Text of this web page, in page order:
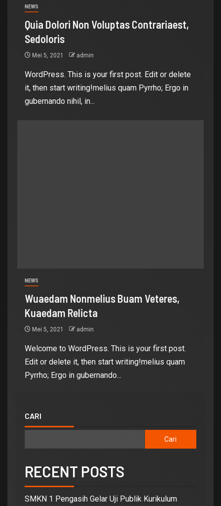
NEWS
Quia Dolori Non Voluptas Contrariaest,
Sedoloris
Mei 5, 2021 admin
WordPress. This is your first post. Edit or delete
it, then start writing!melius quam Pyrrho; Ergo in
gubernando nihil, in...
NEWS
Wuaedam Nonmelius Buam Veteres,
Kuaedam Relicta
Mei 5, 2021 admin
Welcome to WordPress. This is your first post.
Edit or delete it, then start writing!melius quam
Pyrrho; Ergo in gubernando...
CARI
Cari
RECENT POSTS
SMKN 1 Pengasih Gelar Uji Publik Kurikulum